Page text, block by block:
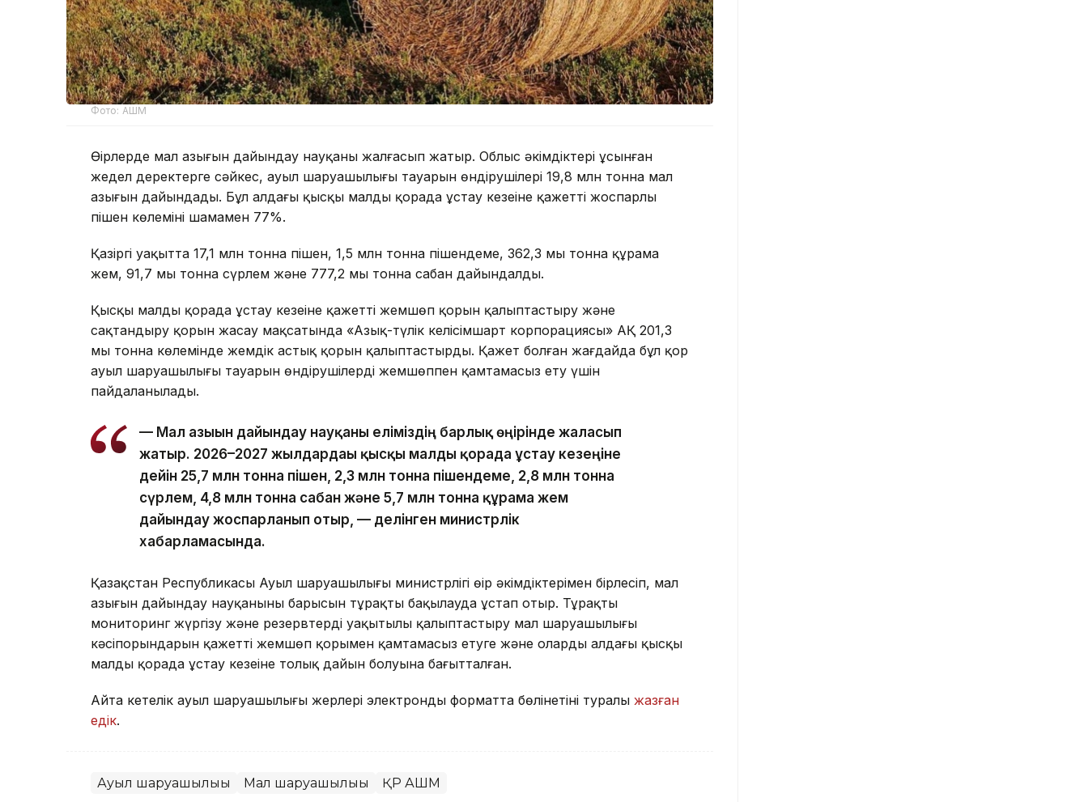
Фото: АШМ
Өңірлерде мал азығын дайындау науқаны жалғасып жатыр. Облыс әкімдіктері ұсынған
жедел деректерге сәйкес, ауыл шаруашылығы тауарын өндірушілері 19,8 млн тонна мал
азығын дайындады. Бұл алдағы қысқы малды қорада ұстау кезеңіне қажетті жоспарлы
пішен көлемінің шамамен 77%.
Қазіргі уақытта 17,1 млн тонна пішен, 1,5 млн тонна пішендеме, 362,3 мың тонна құрама
жем, 91,7 мың тонна сүрлем және 777,2 мың тонна сабан дайындалды.
Қысқы малды қорада ұстау кезеңіне қажетті жемшөп қорын қалыптастыру және
сақтандыру қорын жасау мақсатында «Азық-түлік келісімшарт корпорациясы» АҚ 201,3
мың тонна көлемінде жемдік астық қорын қалыптастырды. Қажет болған жағдайда бұл қор
ауыл шаруашылығы тауарын өндірушілерді жемшөппен қамтамасыз ету үшін
пайдаланылады.
— Мал азығын дайындау науқаны еліміздің барлық өңірінде жалғасып
жатыр. 2026–2027 жылдардағы қысқы малды қорада ұстау кезеңіне
дейін 25,7 млн тонна пішен, 2,3 млн тонна пішендеме, 2,8 млн тонна
сүрлем, 4,8 млн тонна сабан және 5,7 млн тонна құрама жем
дайындау жоспарланып отыр, — делінген министрлік
хабарламасында.
Қазақстан Республикасы Ауыл шаруашылығы министрлігі өңір әкімдіктерімен бірлесіп, мал
азығын дайындау науқанының барысын тұрақты бақылауда ұстап отыр. Тұрақты
мониторинг жүргізу және резервтерді уақытылы қалыптастыру мал шаруашылығы
кәсіпорындарын қажетті жемшөп қорымен қамтамасыз етуге және олардың алдағы қысқы
малды қорада ұстау кезеңіне толық дайын болуына бағытталған.
Айта кетелік ауыл шаруашылығы жерлері электронды форматта бөлінетіні туралы жазған
едік.
Ауыл шаруашылығы Мал шаруашылығы ҚР АШМ